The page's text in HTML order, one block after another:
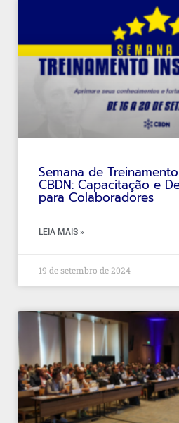
Semana de
CBDN: Capacitação e
para Colaboradores
LEIA MAIS »
19 de setembro de 2024